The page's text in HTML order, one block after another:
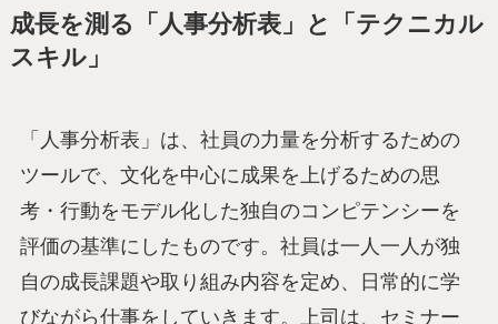
成長を測る「人事分析表」と「テクニカル
スキル」
「人事分析表」は、社員の力量を分析するための
ツールで、文化を中心に成果を上げるための思
考・行動をモデル化した独自のコンピテンシーを
評価の基準にしたものです。社員は一人一人が独
自の成長課題や取り組み内容を定め、日常的に学
びながら仕事をしていきます。上司は、セミナー